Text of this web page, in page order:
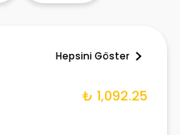
Hepsini Göster
₺ 1,092.25